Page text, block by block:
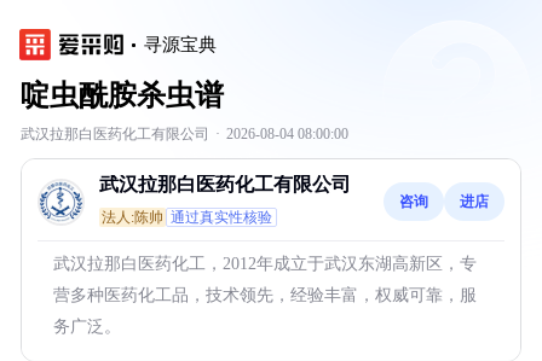
寻源宝典
啶虫酰胺杀虫谱
武汉拉那白医药化工有限公司 · 2026-08-04 08:00:00
武汉拉那白医药化工有限公司
法人:陈帅 通过真实性核验
咨询 进店
武汉拉那白医药化工，2012年成立于武汉东湖高新区，专
营多种医药化工品，技术领先，经验丰富，权威可靠，服
务广泛。